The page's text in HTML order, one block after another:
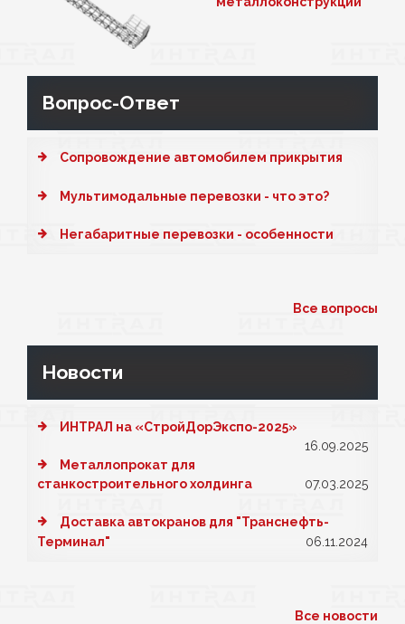
Вопрос-Ответ
Cопровождение автомобилем прикрытия
Мультимодальные перевозки - что это?
Негабаритные перевозки - особенности
Все вопросы
Новости
ИНТРАЛ на «СтройДорЭкспо-2025»
16.09.2025
Металлопрокат для
станкостроительного холдинга
07.03.2025
Доставка автокранов для "Транснефть-
Терминал"
06.11.2024
Все новости